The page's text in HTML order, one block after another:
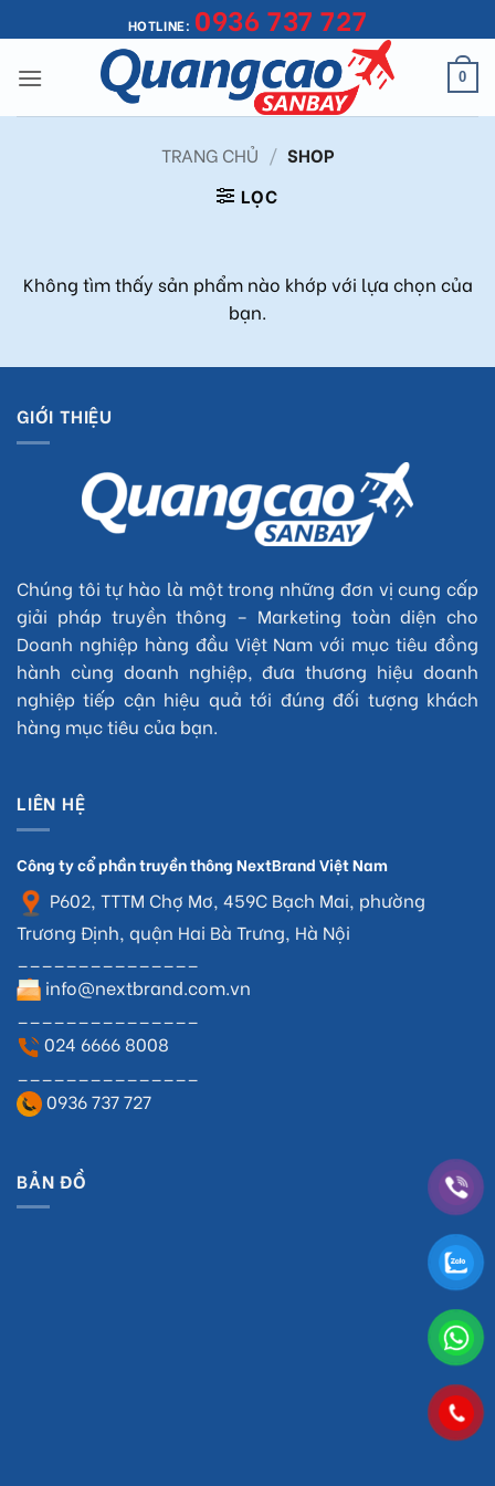
qua
nội
HOTLINE: 0936 737 727
0
TRANG CHỦ / SHOP
LỌC
Không tìm thấy sản phẩm nào khớp với lựa chọn của
bạn.
GIỚI THIỆU
Chúng tôi tự hào là một trong những đơn vị cung cấp
giải pháp truyền thông – Marketing toàn diện cho
Doanh nghiệp hàng đầu Việt Nam với mục tiêu đồng
hành cùng doanh nghiệp, đưa thương hiệu doanh
nghiệp tiếp cận hiệu quả tới đúng đối tượng khách
hàng mục tiêu của bạn.
LIÊN HỆ
Công ty cổ phần truyền thông NextBrand Việt Nam
P602, TTTM Chợ Mơ, 459C Bạch Mai, phường
Trương Định, quận Hai Bà Trưng, Hà Nội
_______________
info@nextbrand.com.vn
_______________
024 6666 8008
_______________
0936 737 727
BẢN ĐỒ